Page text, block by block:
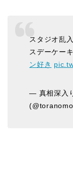
スタジオ乱
スデーケー
ン好き
— 真相深入